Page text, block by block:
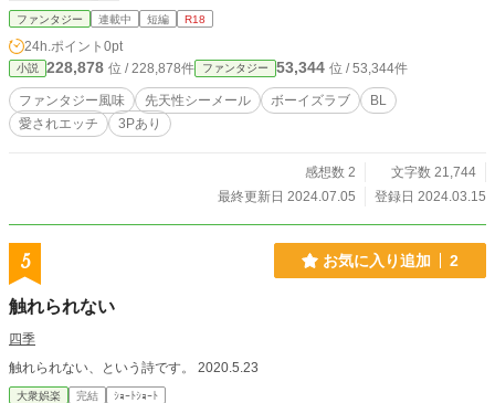
ファンタジー 連載中 短編 R18
24h.ポイント 0pt
小説 228,878 位 / 228,878件 ファンタジー 53,344 位 / 53,344件
ファンタジー風味 先天性シーメール ボーイズラブ
BL
愛されエッチ
3Pあり
感想数 2
文字数 21,744
最終更新日 2024.07.05
登録日 2024.03.15
5 お気に入り追加 2
触れられない
四季
触れられない、という詩です。 2020.5.23
大衆娯楽 完結 ｼｮｰﾄｼｮｰﾄ